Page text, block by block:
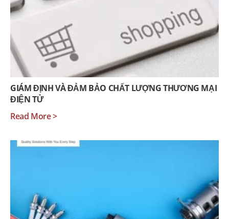
GIÁM ĐỊNH VÀ ĐẢM BẢO CHẤT LƯỢNG THƯƠNG MẠI
ĐIỆN TỬ
Read More >